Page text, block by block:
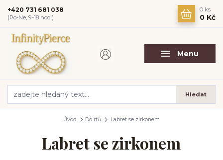
Menu
Hledat
+420 731 681 038
(Po-Ne, 9-18 hod.)
0 ks
0 Kč
Úvod Do rtů Labret se zirkonem
Labret se zirkonem